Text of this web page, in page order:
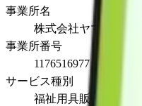
事業所名
株式会社ヤマシタ浦
事業所番号
1176516977
サービス種別
福祉用具販売